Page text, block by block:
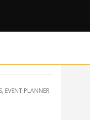
EVENT PLANNER